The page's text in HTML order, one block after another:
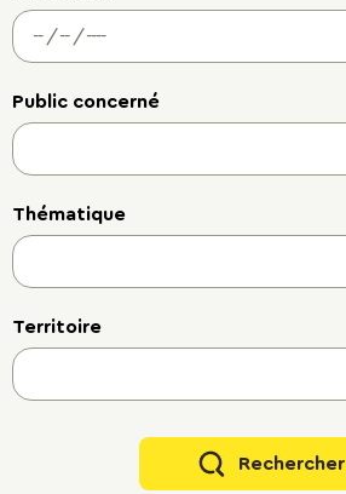
Public concerné
Thématique
Territoire
Rechercher